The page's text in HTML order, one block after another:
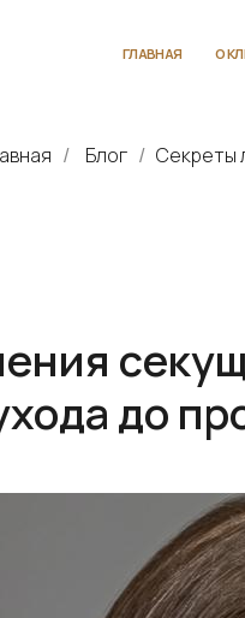
ГЛАВНАЯ О КЛИНИКЕ
/ Блог / Секреты
до